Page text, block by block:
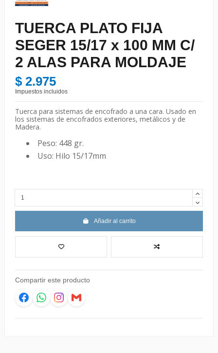
TUERCA PLATO FIJA
SEGER 15/17 x 100 MM C/
2 ALAS PARA MOLDAJE
$ 2.975
Impuestos incluidos
Tuerca para sistemas de encofrado a una cara. Usado en
los sistemas de encofrados exteriores, metálicos y de
Madera.
Peso: 448 gr.
Uso: Hilo 15/17mm
Añadir al carrito
Compartir este producto